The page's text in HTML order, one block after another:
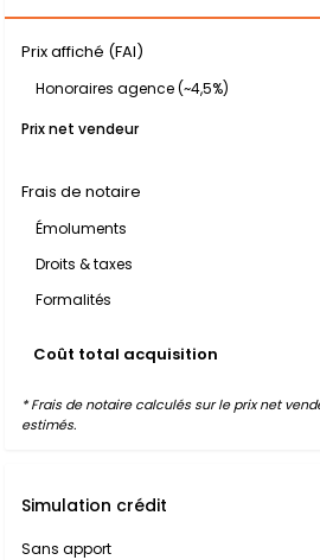
Prix affiché (FAI)
Honoraires agence (~4,5%)
Prix net vendeur
Frais de notaire
Émoluments
Droits & taxes
Formalités
Coût total acquisition
* Frais de notaire calculés sur le prix net
estimés.
Simulation crédit
Sans apport